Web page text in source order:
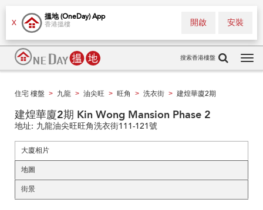
X
搵地 (OneDay) App
香港搵樓 安裝
開啟
搜索香港樓盤
住宅 樓盤 > 九龍 > 油尖旺 > 旺角 > 洗衣街 > 建煌華廈2期
建煌華廈2期 Kin Wong Mansion Phase 2
地址: 九龍油尖旺旺角洗衣街111-121號
大廈相片
地圖
街景